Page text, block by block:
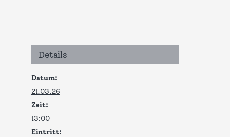
Details
Datum:
21.03.26
Zeit:
13:00
Eintritt: